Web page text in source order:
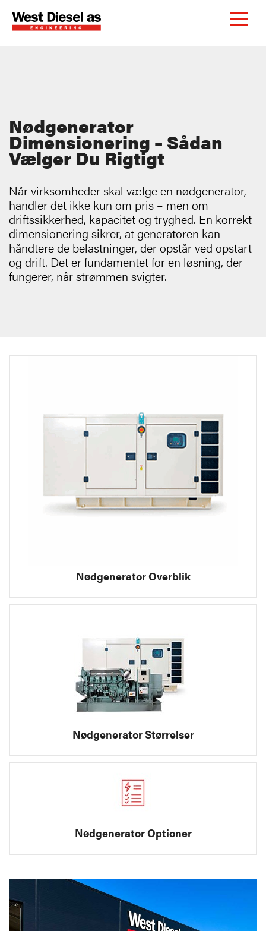
Nødgenerator
Dimensionering – Sådan
Vælger Du Rigtigt
Når virksomheder skal vælge en nødgenerator,
handler det ikke kun om pris – men om
driftssikkerhed, kapacitet og tryghed. En korrekt
dimensionering sikrer, at generatoren kan
håndtere de belastninger, der opstår ved opstart
og drift. Det er fundamentet for en løsning, der
fungerer, når strømmen svigter.
Nødgenerator Overblik
Nødgenerator Størrelser
Nødgenerator Optioner